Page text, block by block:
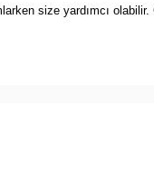
size yardımcı